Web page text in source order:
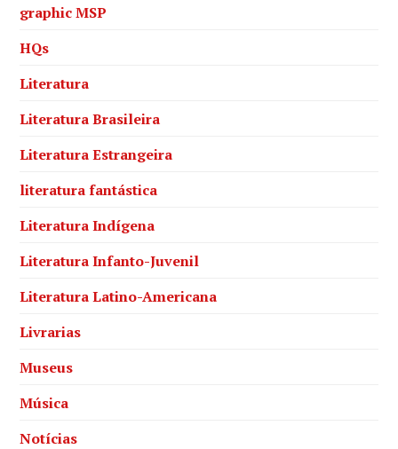
graphic MSP
HQs
Literatura
Literatura Brasileira
Literatura Estrangeira
literatura fantástica
Literatura Indígena
Literatura Infanto-Juvenil
Literatura Latino-Americana
Livrarias
Museus
Música
Notícias